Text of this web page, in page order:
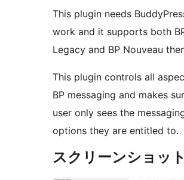
This plugin needs
work and it supports both
Legacy and BP Nouveau
This plugin controls all
BP messaging and makes
user only sees the
options they are entitled to.
スクリーンショット